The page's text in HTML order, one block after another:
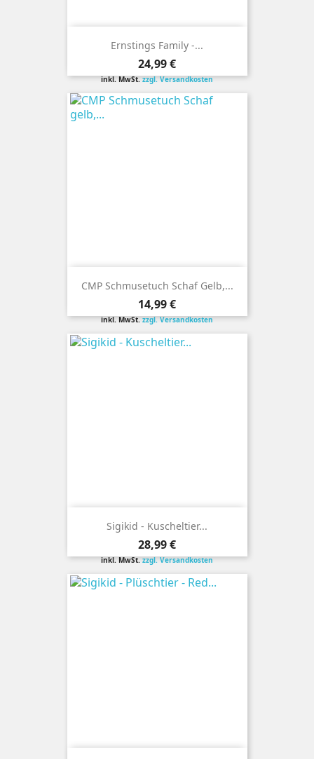
Ernstings Family -...
Preis
24,99 €
inkl. MwSt.zzgl. Versandkosten
CMP Schmusetuch Schaf Gelb,...
Preis
14,99 €
inkl. MwSt.zzgl. Versandkosten
Sigikid - Kuscheltier...
Preis
28,99 €
inkl. MwSt.zzgl. Versandkosten